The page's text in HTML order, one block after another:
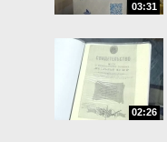
03:31
02:26